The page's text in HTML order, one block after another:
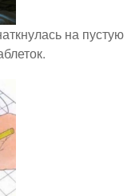
на пустую